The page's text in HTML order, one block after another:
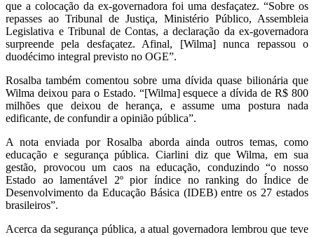
que a colocação da ex-governadora foi uma desfaçatez. “Sobre os
repasses ao Tribunal de Justiça, Ministério Público, Assembleia
Legislativa e Tribunal de Contas, a declaração da ex-governadora
surpreende pela desfaçatez. Afinal, [Wilma] nunca repassou o
duodécimo integral previsto no OGE”.
Rosalba também comentou sobre uma dívida quase bilionária que
Wilma deixou para o Estado. “[Wilma] esquece a dívida de R$ 800
milhões que deixou de herança, e assume uma postura nada
edificante, de confundir a opinião pública”.
A nota enviada por Rosalba aborda ainda outros temas, como
educação e segurança pública. Ciarlini diz que Wilma, em sua
gestão, provocou um caos na educação, conduzindo “o nosso
Estado ao lamentável 2º pior índice no ranking do Índice de
Desenvolvimento da Educação Básica (IDEB) entre os 27 estados
brasileiros”.
Acerca da segurança pública, a atual governadora lembrou que teve